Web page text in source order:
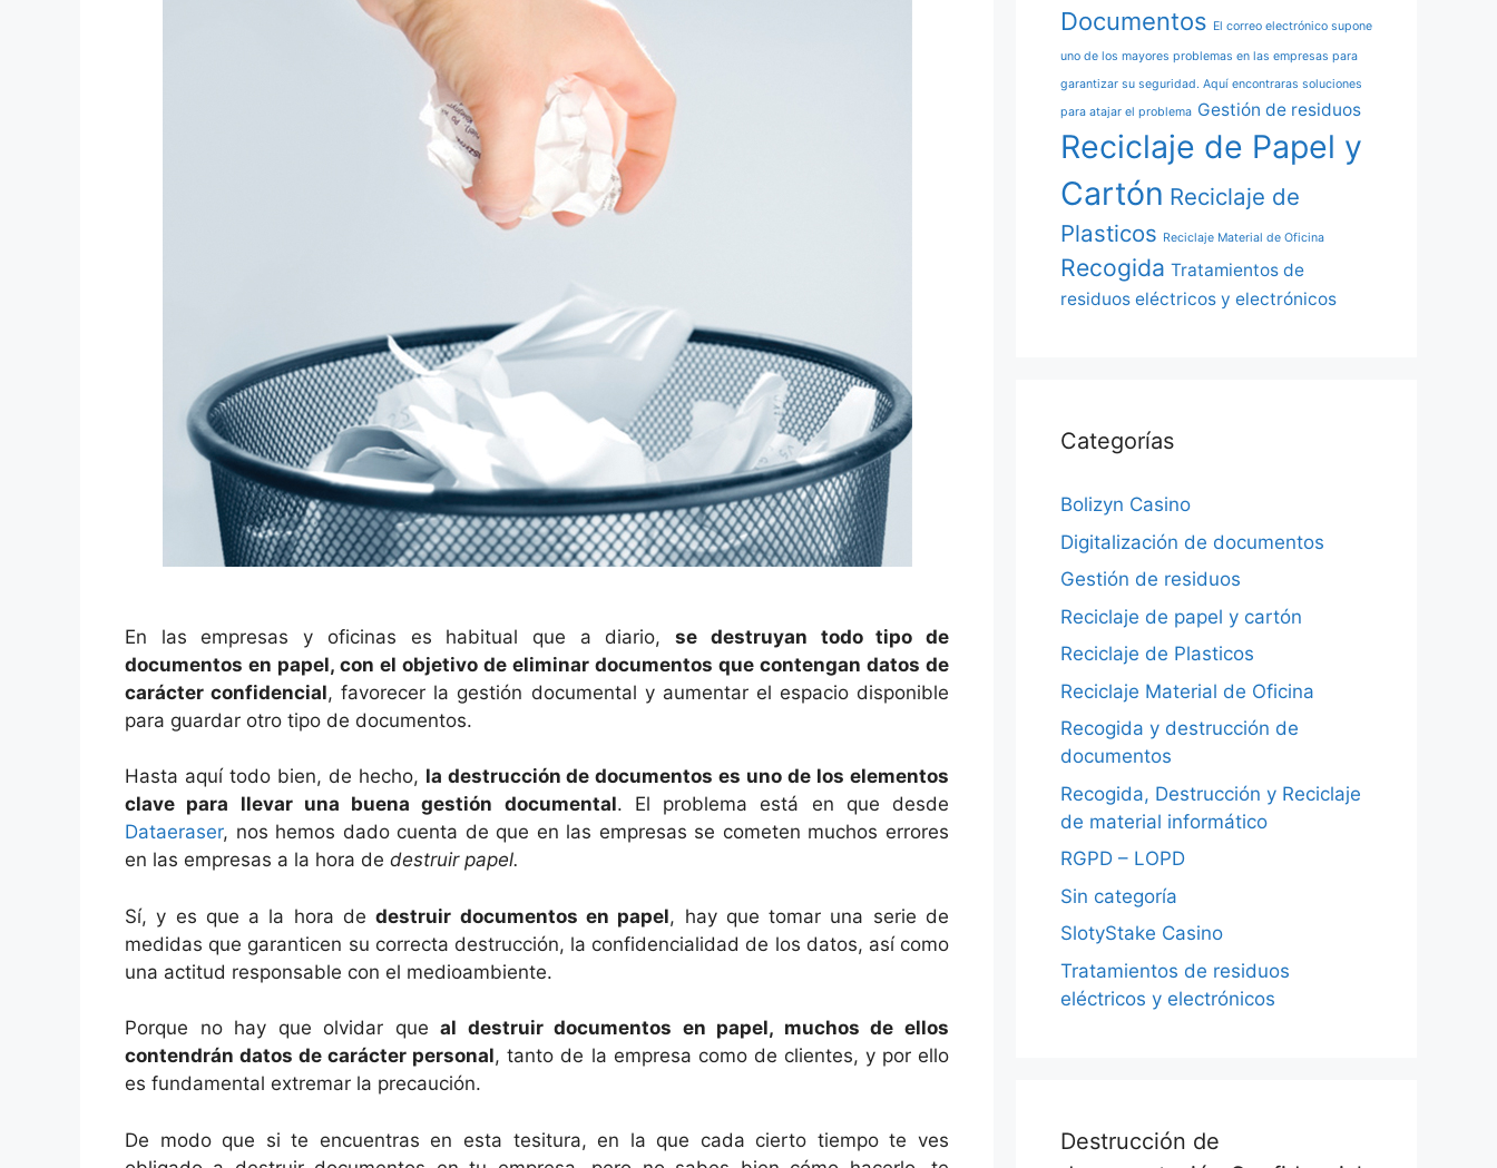
En las empresas y oficinas es habitual que a diario,se destruyan todo tipo de
documentos en papel, con el objetivo de eliminar documentos que contengan datos de
carácter confidencial, favorecer la gestión documental y aumentar el espacio disponible
para guardar otro tipo de documentos.
Hasta aquí todo bien, de hecho, la destrucción de documentos es uno de los elementos
clave para llevar una buena gestión documental. El problema está en que desde
Dataeraser, nos hemos dado cuenta de que en las empresas se cometen muchos errores
en las empresas a la hora de destruir papel.
Sí, y es que a la hora dedestruir documentos en papel, hay que tomar una serie de
medidas que garanticen su correcta destrucción, la confidencialidad de los datos, así como
una actitud responsable con el medioambiente.
Porque no hay que olvidar queal destruir documentos en papel, muchos de ellos
contendrán datos de carácter personal, tanto de la empresa como de clientes, y por ello
es fundamental extremar la precaución.
De modo que si te encuentras en esta tesitura, en la que cada cierto tiempo te ves
Documentos El correo electrónico supone
uno de los mayores problemas en las empresas para
garantizar su seguridad. Aquí encontraras soluciones
para atajar el problema Gestión de residuos
Reciclaje de Papel y
Cartón Reciclaje de
Plasticos Reciclaje Material de Oficina
Recogida Tratamientos de
residuos eléctricos y electrónicos
Categorías
Bolizyn Casino
Digitalización de documentos
Gestión de residuos
Reciclaje de papel y cartón
Reciclaje de Plasticos
Reciclaje Material de Oficina
Recogida y destrucción de
documentos
Recogida, Destrucción y Reciclaje
de material informático
RGPD – LOPD
Sin categoría
SlotyStake Casino
Tratamientos de residuos
eléctricos y electrónicos
Destrucción de